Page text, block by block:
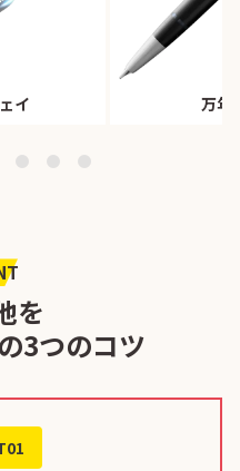
イ 万年
を
3つのコツ